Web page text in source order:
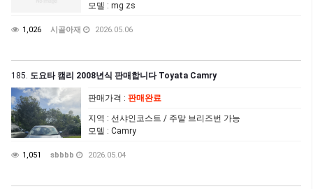
모델 : mg zs
1,026 시골아재 2026.05.06
185. 도요타 캠리 2008년식 판매합니다 Toyata Camry
판매가격 : 판매완료
지역 : 선샤인코스트 / 주말 브리즈번 가능
모델 : Camry
1,051 sbbbb 2026.05.04